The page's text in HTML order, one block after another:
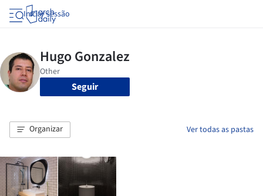
Iniciar sessão
Seguir
Organizar Ver todas as pastas